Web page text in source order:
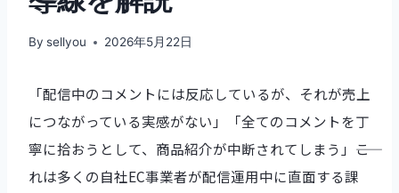
By sellyou 2026年5月22日
「配信中のコメントには反応しているが、それが売上
につながっている実感がない」「全てのコメントを丁
寧に拾おうとして、商品紹介が中断されてしまう」――こ
れは多くの自社EC事業者が配信運用中に直面する課